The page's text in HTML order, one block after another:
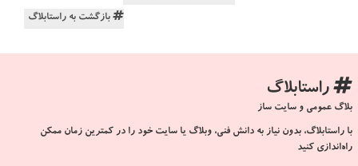
بازگشت به راستابلاگ
راستابلاگ
بلاگ عمومی و سایت ساز
با راستابلاگ، بدون نیاز به دانش فنی، وبلاگ یا سایت خود را در کمترین زمان ممکن
راه‌اندازی کنید